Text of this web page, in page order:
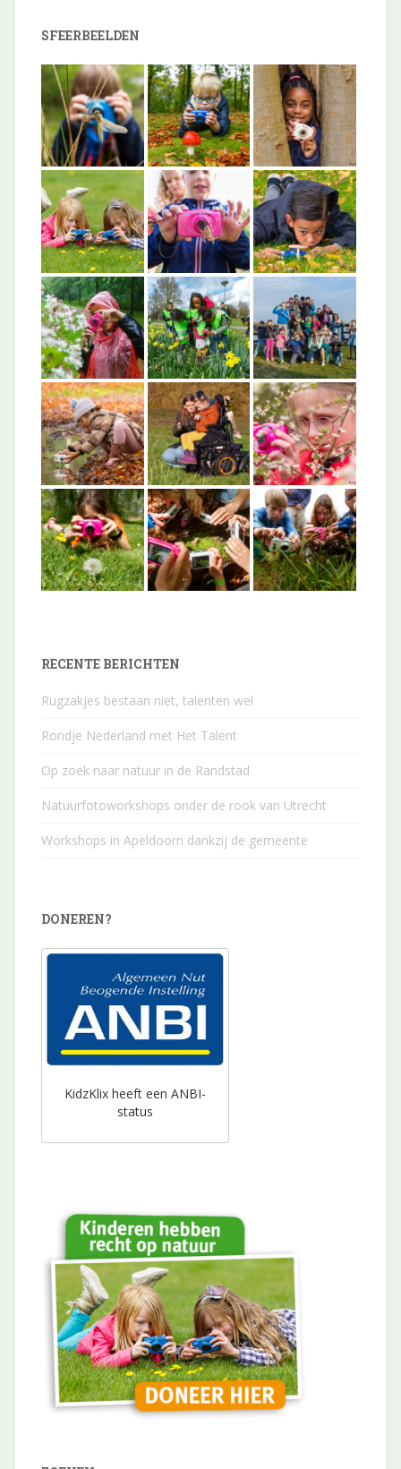
SFEERBEELDEN
RECENTE BERICHTEN
Rugzakjes bestaan niet, talenten wel
Rondje Nederland met Het Talent
Op zoek naar natuur in de Randstad
Natuurfotoworkshops onder de rook van Utrecht
Workshops in Apeldoorn dankzij de gemeente
DONEREN?
KidzKlix heeft een ANBI-
status